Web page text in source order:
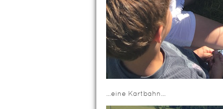
…eine Kartbahn…